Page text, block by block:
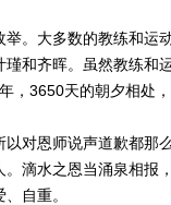
大多数的教练和运
和齐晖。虽然教练和
，3650天的朝夕相处
恩师说声道歉都那
滴水之恩当涌泉相报
自重。